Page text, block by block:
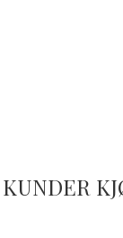
KUNDER